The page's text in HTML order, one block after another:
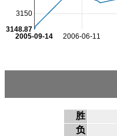
2006-06-11
2005-09-14
3150
3148.87
胜
负